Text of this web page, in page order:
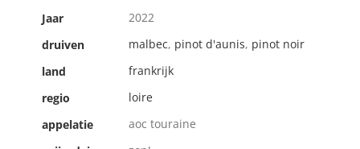
Jaar
2022
druiven
malbec, pinot d'aunis, pinot noir
land
frankrijk
regio
loire
appelatie
aoc touraine